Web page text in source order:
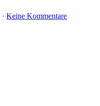
· Keine Kommentare